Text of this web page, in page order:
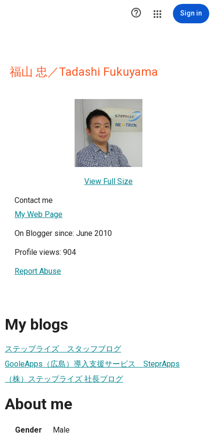
 Sign in
福山 忠／Tadashi Fukuyama
View Full Size
Contact me
My Web Page
On Blogger since: June 2010
Profile views: 904
Report Abuse
My blogs
ステップライズ スタッフブログ
GooleApps（広島）導入支援サービス SteprApps
（株）ステップライズ 社長ブログ
About me
Gender Male